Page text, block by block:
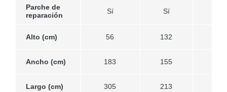
Parche de
reparación
Sí Sí
Alto (cm) 56 132
Ancho (cm) 183 155
Largo (cm) 305 213